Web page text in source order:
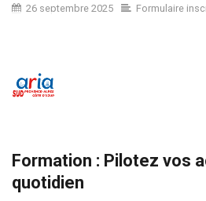
26 septembre 2025 Formulaire
Formation : Pilotez vos
quotidien